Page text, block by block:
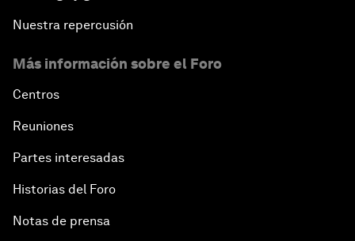
Nuestra repercusión
Más información sobre el Foro
Centros
Reuniones
Partes interesadas
Historias del Foro
Notas de prensa